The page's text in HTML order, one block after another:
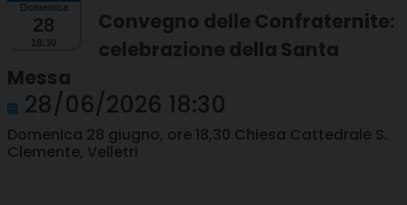
Domenica
28
18:30
Convegno delle Confraternite:
celebrazione della Santa
Messa
28/06/2026 18:30
Domenica 28 giugno, ore 18,30 Chiesa Cattedrale S.
Clemente, Velletri